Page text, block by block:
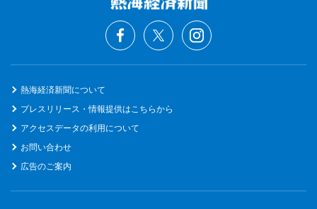
熱海経済新聞について
プレスリリース・情報提供はこちらから
アクセスデータの利用について
お問い合わせ
広告のご案内